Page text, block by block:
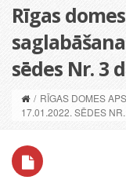
Rīgas
sēdes Nr. 3
/ RĪGAS DOMES
17.01.2022. SĒDES